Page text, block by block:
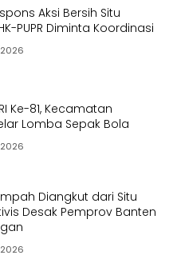
Aksi Bersih Situ
PUPR Diminta Koordinasi
Ke-81, Kecamatan
Lomba Sepak Bola
Diangkut dari Situ
Desak Pemprov Banten